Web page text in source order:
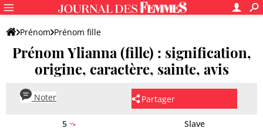
Prénom Prénom fille
Prénom Ylianna (fille) : signification,
origine, caractère, sainte, avis
Partager
Noter
5 Slave